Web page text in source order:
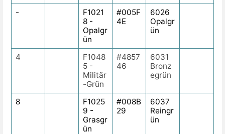
-
F1021
8 -
Opalgr
ün
#005F
4E
6026
Opalgr
ün
4
F1048
5 -
Militär
-Grün
#4857
46
6031
Bronz
egrün
8
F1025
9 -
Grasgr
ün
#008B
29
6037
Reingr
ün